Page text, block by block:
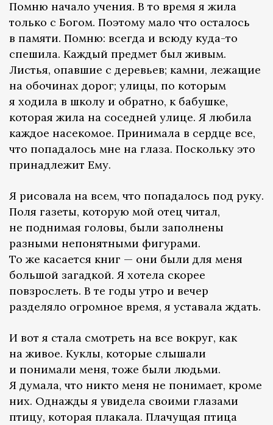
Помню начало учения. В то время я жила
только с Богом. Поэтому мало что осталось
в памяти. Помню: всегда и всюду куда-то
спешила. Каждый предмет был живым.
Листья, опавшие с деревьев; камни, лежащие
на обочинах дорог; улицы, по которым
я ходила в школу и обратно, к бабушке,
которая жила на соседней улице. Я любила
каждое насекомое. Принимала в сердце все,
что попадалось мне на глаза. Поскольку это
принадлежит Ему.
Я рисовала на всем, что попадалось под руку.
Поля газеты, которую мой отец читал,
не поднимая головы, были заполнены
разными непонятными фигурами.
То же касается книг — они были для меня
большой загадкой. Я хотела скорее
повзрослеть. В те годы утро и вечер
разделяло огромное время, я уставала ждать.
И вот я стала смотреть на все вокруг, как
на живое. Куклы, которые слышали
и понимали меня, тоже были людьми.
Я думала, что никто меня не понимает, кроме
них. Однажды я увидела своими глазами
птицу, которая плакала. Плачущая птица